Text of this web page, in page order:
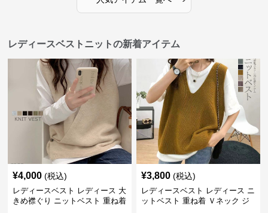
レディースベストニットの新着アイテム
¥4,000 (税込)
レディースベスト レディース 大
きめ襟ぐり ニットベスト 重ね着
¥3,800 (税込)
レディースベスト レディース ニ
ットベスト 重ね着 Ｖネック ジ